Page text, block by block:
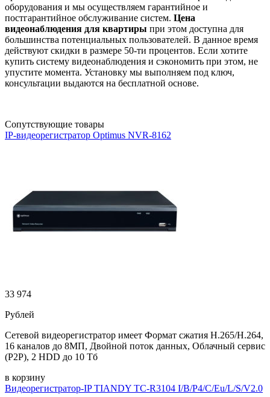
оборудования и мы осуществляем гарантийное и
постгарантийное обслуживание систем. Цена
видеонаблюдения для квартиры при этом доступна для
большинства потенциальных пользователей. В данное время
действуют скидки в размере 50-ти процентов. Если хотите
купить систему видеонаблюдения и сэкономить при этом, не
упустите момента. Установку мы выполняем под ключ,
консультации выдаются на бесплатной основе.
Сопутствующие товары
IP-видеорегистратор Optimus NVR-8162
33 974
Рублей
Сетевой видеорегистратор имеет Формат сжатия H.265/H.264,
16 каналов до 8МП, Двойной поток данных, Облачный сервис
(P2P), 2 HDD до 10 Тб
в корзину
Видеорегистратор-IP TIANDY TC-R3104 I/B/P4/C/Eu/L/S/V2.0